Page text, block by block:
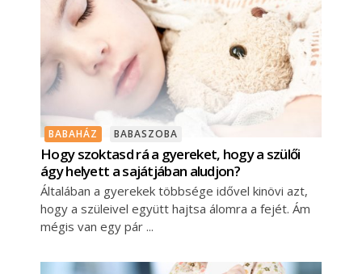
BABAHÁZ BABASZOBA
Hogy szoktasd rá a gyereket, hogy a szülői
ágy helyett a sajátjában aludjon?
Általában a gyerekek többsége idővel kinövi azt,
hogy a szüleivel együtt hajtsa álomra a fejét. Ám
mégis van egy pár